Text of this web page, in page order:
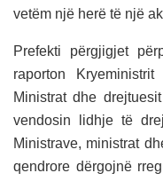
vetëm një herë të një
Prefekti përgjigjet
raporton
Ministrat dhe
vendosin lidhje të
Ministrave, ministrat
qendrore dërgojnë